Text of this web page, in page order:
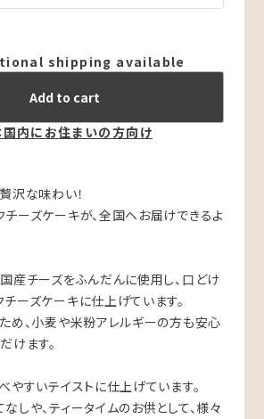
shipping available
Add to cart
国内にお住まいの方向け
沢な味わい！
ーズケーキが、全国へお届けできるよ
産チーズをふんだんに使用し、口どけ
ーズケーキに仕上げています。
め、小麦や米粉アレルギーの方も安心
けます。
やすいテイストに仕上げています。
しや、ティータイムのお供として、様々